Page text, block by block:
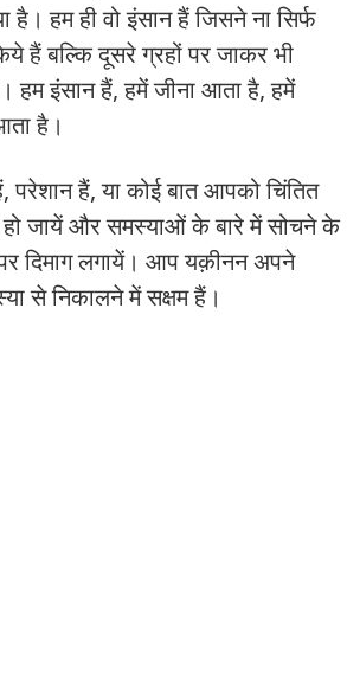
है। हम ही वो इंसान हैं जिसने ना सिर्फ
हैं बल्कि दूसरे ग्रहों पर जाकर भी
हम इंसान हैं, हमें जीना आता है, हमें
है।
परेशान हैं, या कोई बात आपको चिंतित
जायें और समस्याओं के बारे में सोचने के
दिमाग लगायें। आप यक़ीनन अपने
से निकालने में सक्षम हैं।